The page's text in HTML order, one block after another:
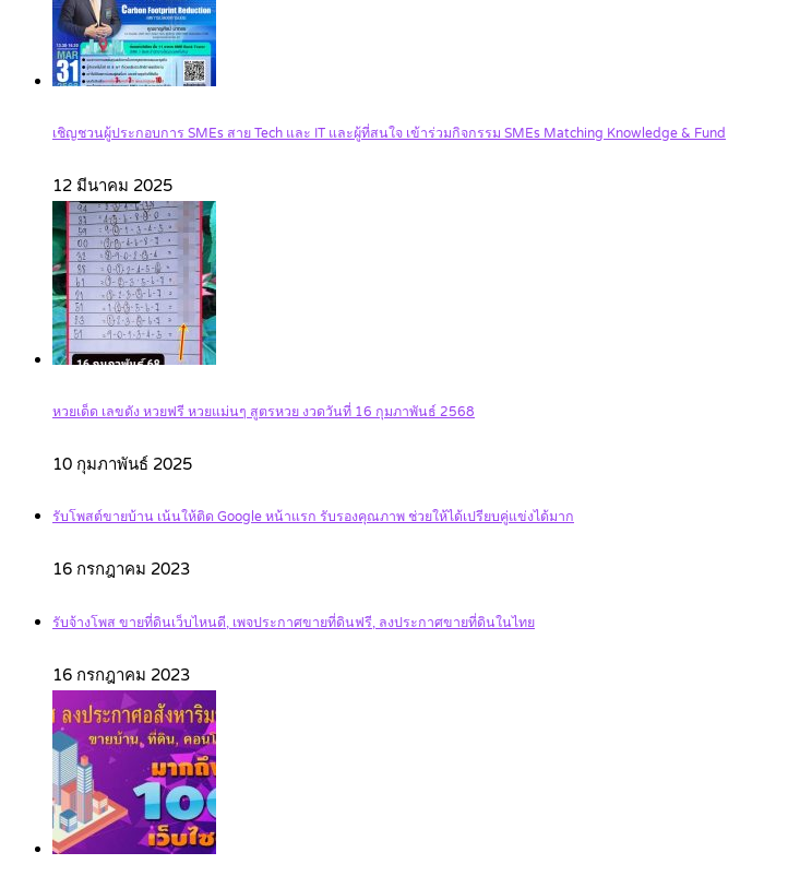
เชิญชวนผู้ประกอบการ SMEs สาย Tech และ IT และผู้ที่สนใจ เข้าร่วมกิจกรรม SMEs Matching Knowledge & Fund
12 มีนาคม 2025
หวยเด็ด เลขดัง หวยฟรี หวยแม่นๆ สูตรหวย งวดวันที่ 16 กุมภาพันธ์ 2568
10 กุมภาพันธ์ 2025
รับโพสต์ขายบ้าน เน้นให้ติด Google หน้าแรก รับรองคุณภาพ ช่วยให้ได้เปรียบคู่แข่งได้มาก
16 กรกฎาคม 2023
รับจ้างโพส ขายที่ดินเว็บไหนดี, เพจประกาศขายที่ดินฟรี, ลงประกาศขายที่ดินในไทย
16 กรกฎาคม 2023